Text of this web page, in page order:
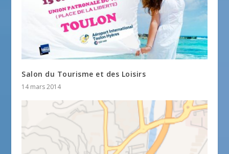
Salon du Tourisme et des Loisirs
14 mars 2014